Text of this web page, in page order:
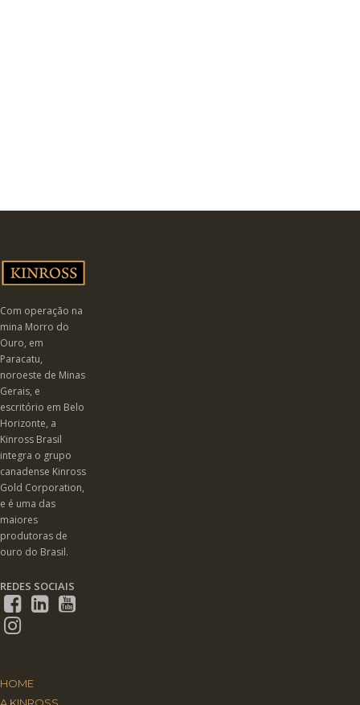
Com operação na
mina Morro do
Ouro, em
Paracatu,
noroeste de Minas
Gerais, e
escritório em Belo
Horizonte, a
Kinross Brasil
integra o grupo
canadense Kinross
Gold Corporation,
e é uma das
maiores
produtoras de
ouro do Brasil.
REDES SOCIAIS
HOME